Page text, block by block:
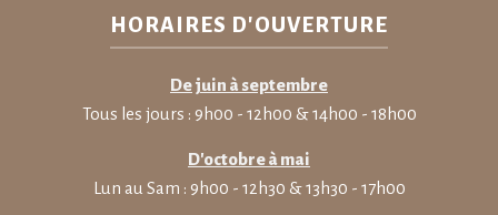
HORAIRES D'OUVERTURE
De juin à septembre
Tous les jours : 9h00 - 12h00 & 14h00 - 18h00
D'octobre à mai
Lun au Sam : 9h00 - 12h30 & 13h30 - 17h00